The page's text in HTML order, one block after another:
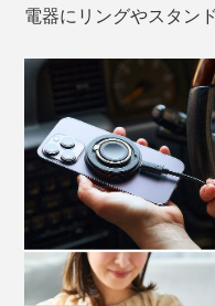
電器にリングやスタン